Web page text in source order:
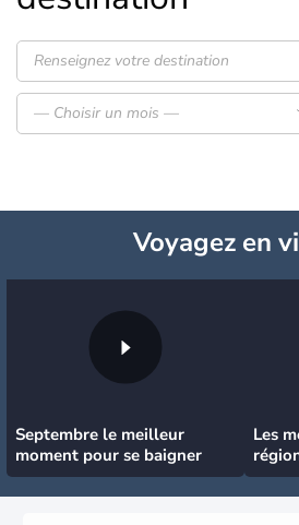
— Choisir un mois —
Voyagezen
Septembre le meilleur
moment pour se baigner
Les